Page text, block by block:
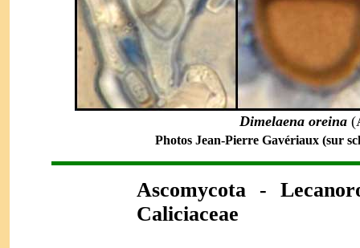
Dimelaena oreina
Photos Jean-Pierre Gavériaux (sur
Ascomycota -
Caliciaceae